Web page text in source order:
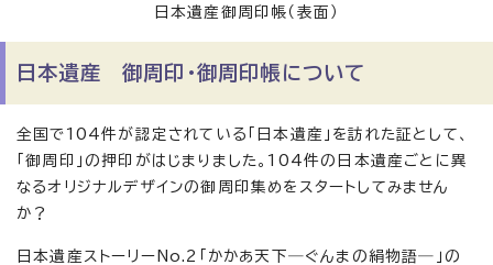
日本遺産御周印帳（表面）
日本遺産 御周印・御周印帳について
全国で104件が認定されている「日本遺産」を訪れた証として、
「御周印」の押印がはじまりました。104件の日本遺産ごとに異
なるオリジナルデザインの御周印集めをスタートしてみません
か？
日本遺産ストーリーNo.2「かかあ天下―ぐんまの絹物語―」の